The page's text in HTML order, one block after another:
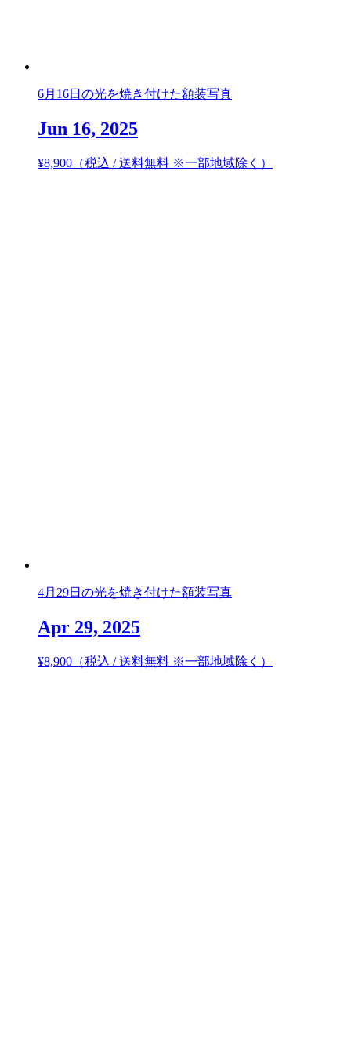
6月16日の光を焼き付けた額装写真
Jun 16, 2025
¥8,900 （税込 / 送料無料 ※一部地域除く）
4月29日の光を焼き付けた額装写真
Apr 29, 2025
¥8,900 （税込 / 送料無料 ※一部地域除く）